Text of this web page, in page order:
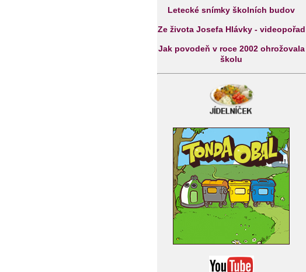
Letecké snímky školních budov
Ze života Josefa Hlávky - videopořad
Jak povodeň v roce 2002 ohrožovala
školu